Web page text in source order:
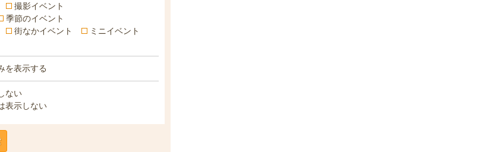
撮影イベント
季節のイベント
街なかイベント
ミニイベント
を表示する
ない
表示しない